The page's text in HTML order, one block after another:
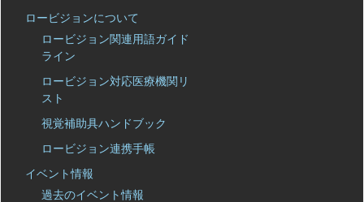
ロービジョンについて
ロービジョン関連用語ガイド
ライン
ロービジョン対応医療機関リ
スト
視覚補助具ハンドブック
ロービジョン連携手帳
イベント情報
過去のイベント情報